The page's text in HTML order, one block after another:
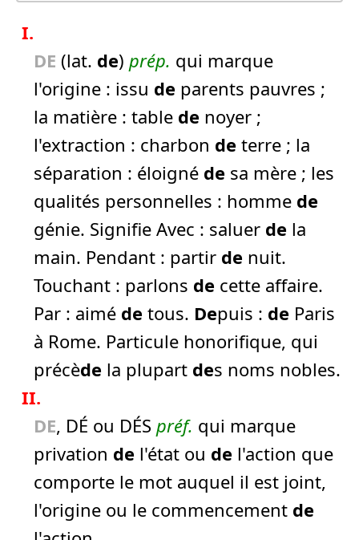
I.
DE (lat. de) prép. qui marque
l'origine : issu de parents pauvres ;
la matière : table de noyer ;
l'extraction : charbon de terre ; la
séparation : éloigné de sa mère ; les
qualités personnelles : homme de
génie. Signifie Avec : saluer de la
main. Pendant : partir de nuit.
Touchant : parlons de cette affaire.
Par : aimé de tous. Depuis : de Paris
à Rome. Particule honorifique, qui
précède la plupart des noms nobles.
II.
DE, DÉ ou DÉS préf. qui marque
privation de l'état ou de l'action que
comporte le mot auquel il est joint,
l'origine ou le commencement de